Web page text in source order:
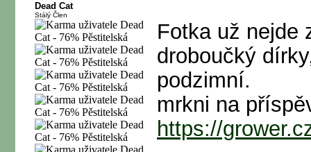
Dead Cat
Stálý Člen
Fotka už nejde
droboučký
podzimní.
mrkni na
https://